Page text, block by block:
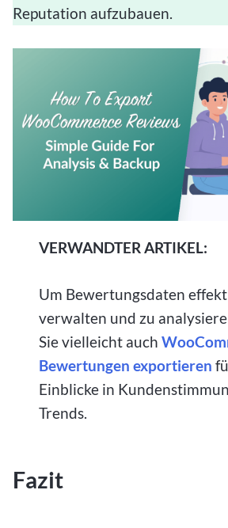
Reputation aufzubauen.
VERWANDTER ARTIKEL:
Um Bewertungsdaten
verwalten und zu
Sie vielleicht auch
Bewertungen exportieren
Einblicke in
Trends.
Fazit